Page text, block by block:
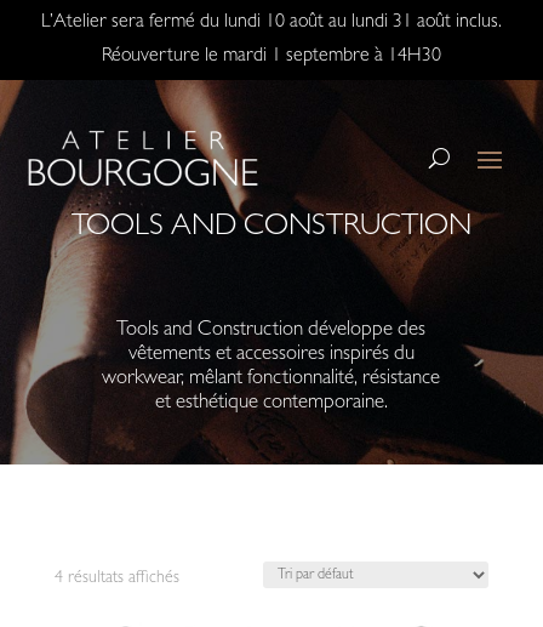
L’Atelier sera fermé du lundi 10 août au lundi 31 août inclus.
Réouverture le mardi 1 septembre à 14H30
TOOLS AND CONSTRUCTION
Tools and Construction développe des
vêtements et accessoires inspirés du
workwear, mêlant fonctionnalité, résistance
et esthétique contemporaine.
4 résultats affichés